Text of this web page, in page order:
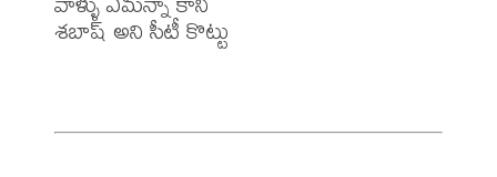
శబాష్ అని సీటీ కొట్టు